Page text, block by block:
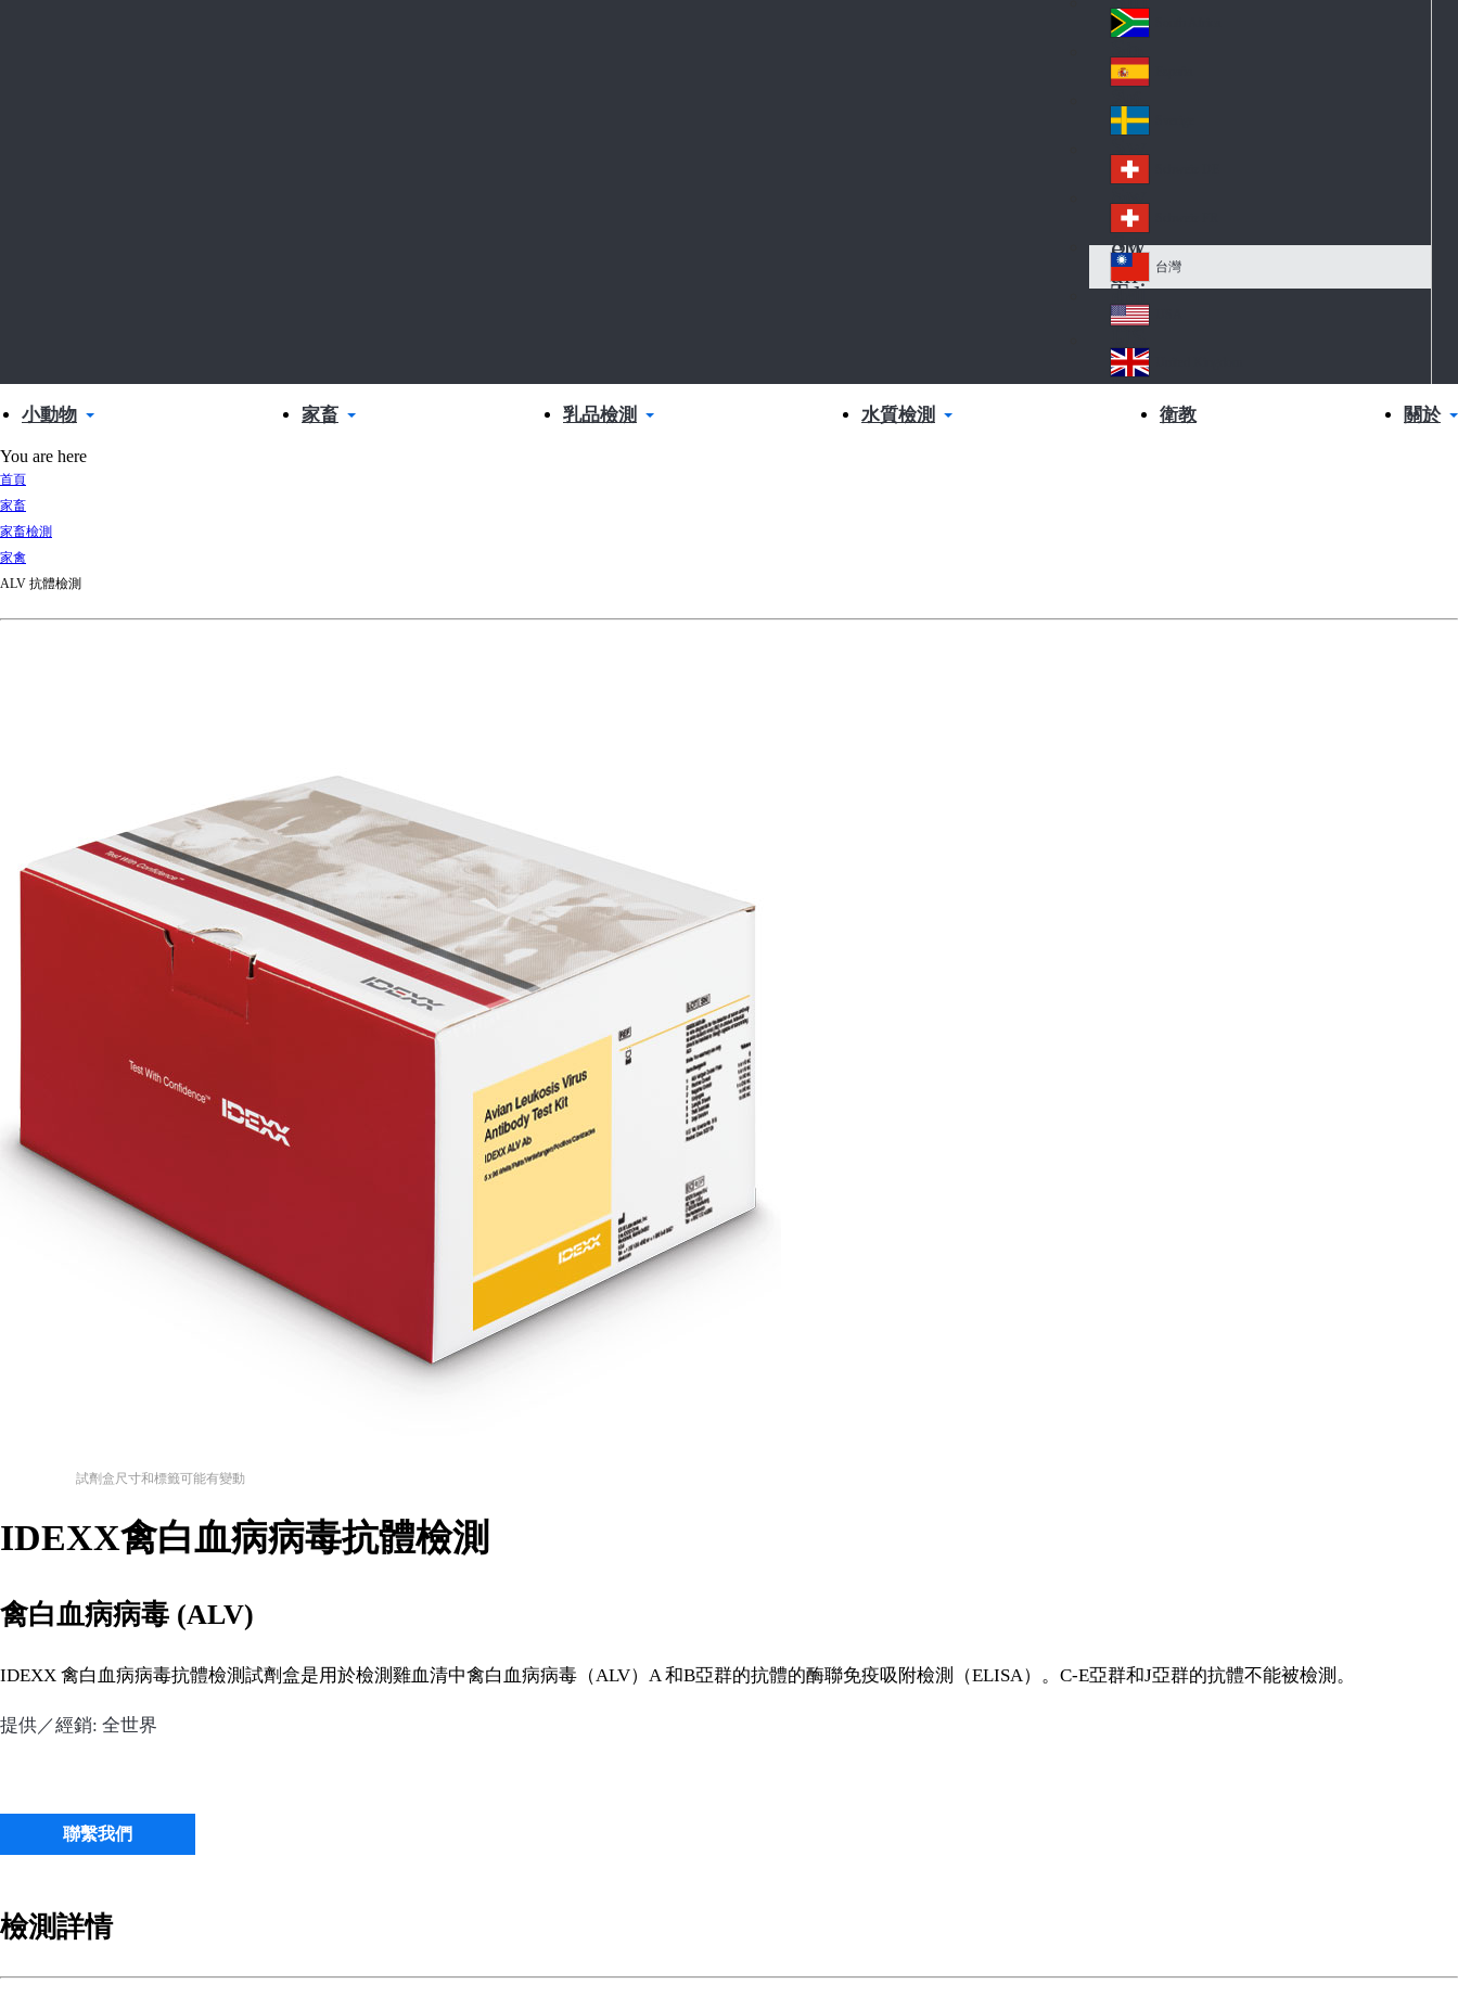
va
kia
So
uth
Af
ric
a
Sp
ain
Sw
ed
en
Sw
itz
erl
an
d
Sw
itz
erl
an
d
Tai
wa
n
台灣
A
Un
小動物 家畜 乳品檢測 水質檢測 衛教 關於
You are here
首頁
家畜
家畜檢測
家禽
ALV 抗體檢測
試劑盒尺寸和標籤可能有變動
IDEXX禽白血病病毒抗體檢測
禽白血病病毒 (ALV)
IDEXX 禽白血病病毒抗體檢測試劑盒是用於檢測雞血清中禽白血病病毒（ALV）A 和B亞群的抗體的酶聯免疫吸附檢測（ELISA）。C-E亞群和J亞群的抗體不能被檢測。
提供／經銷: 全世界
聯繫我們
檢測詳情